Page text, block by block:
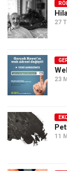
27
23
11